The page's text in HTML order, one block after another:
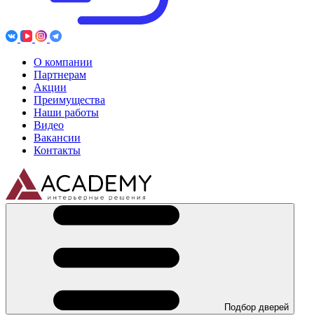
О компании
Партнерам
Акции
Преимущества
Наши работы
Видео
Вакансии
Контакты
Подбор дверей